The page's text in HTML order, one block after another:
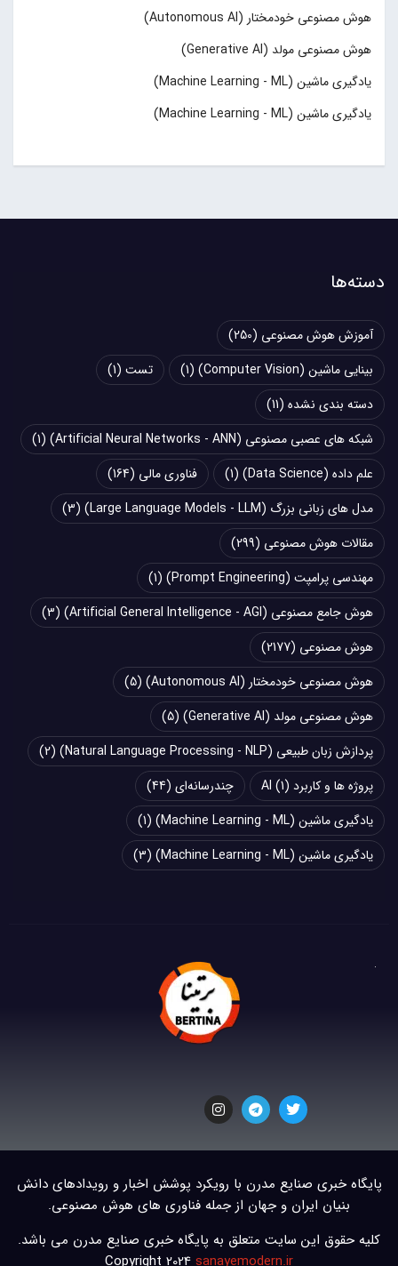
هوش مصنوعی خودمختار (Autonomous AI)
هوش مصنوعی مولد (Generative AI)
یادگیری ماشین (Machine Learning - ML)
یادگیری ماشین (Machine Learning - ML)
دسته‌ها
آموزش هوش مصنوعی (250)
بینایی ماشین (Computer Vision)
(1) تست (1)
دسته بندی نشده (11)
شبکه های عصبی مصنوعی (Artificial Neural Networks - ANN)
(1)
علم داده (Data Science)
(1) فناوری مالی (164)
مدل های زبانی بزرگ (Large Language Models - LLM)
(3)
مقالات هوش مصنوعی (299)
مهندسی پرامپت (Prompt Engineering)
(1)
هوش جامع مصنوعی (Artificial General Intelligence - AGI)
(3)
هوش مصنوعی (2177)
هوش مصنوعی خودمختار (Autonomous AI)
(5)
هوش مصنوعی مولد (Generative AI)
(5)
پردازش زبان طبیعی (Natural Language Processing - NLP)
(2)
پروژه ها و کاربرد AI (1) چند‌‌رسانه‌ای (44)
یادگیری ماشین (Machine Learning - ML)
(1)
یادگیری ماشین (Machine Learning - ML)
(3)
پایگاه خبری صنایع مدرن با رویکرد پوشش اخبار و رویدادهای دانش
بنیان ایران و جهان از جمله فناوری های هوش مصنوعی.
کلیه حقوق این سایت متعلق به پایگاه خبری صنایع مدرن می باشد.
Copyright 2024 sanayemodern.ir